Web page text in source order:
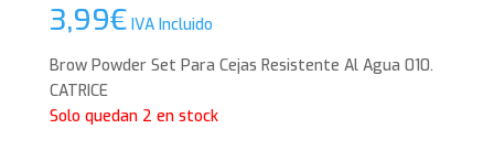
3,99€ IVA Incluido
Brow Powder Set Para Cejas Resistente Al Agua 010.
CATRICE
Solo quedan 2 en stock